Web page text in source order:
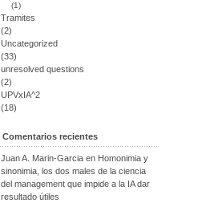
(1)
Tramites
(2)
Uncategorized
(33)
unresolved questions
(2)
UPVxIA^2
(18)
Comentarios recientes
Juan A. Marin-Garcia en Homonimia y
sinonimia, los dos males de la ciencia
del management que impide a la IA dar
resultado útiles